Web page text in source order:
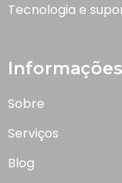
Tecnologia e
Informações
Sobre
Serviços
Blog